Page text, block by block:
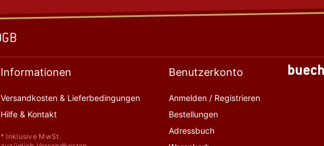
Informationen
Versandkosten & Lieferbedingungen
Hilfe & Kontakt
* Inklusive MwSt.
Benutzerkonto
Anmelden / Registrieren
Bestellungen
Adressbuch